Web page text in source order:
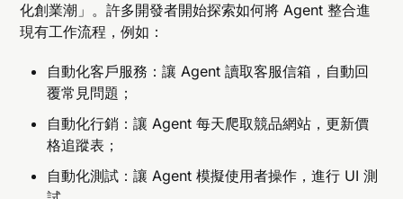
化創業潮」。許多開發者開始探索如何將 Agent 整合進
現有工作流程，例如：
自動化客戶服務：讓 Agent 讀取客服信箱，自動回
覆常見問題；
自動化行銷：讓 Agent 每天爬取競品網站，更新價
格追蹤表；
自動化測試：讓 Agent 模擬使用者操作，進行 UI 測